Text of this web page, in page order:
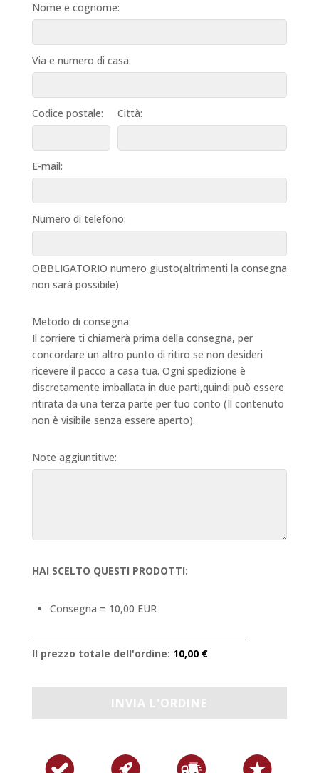
Nome e cognome:
Via e numero di casa:
Codice postale: Città:
E-mail:
Numero di telefono:
OBBLIGATORIO numero giusto(altrimenti la consegna
non sarà possibile)
Metodo di consegna:
Il corriere ti chiamerà prima della consegna, per
concordare un altro punto di ritiro se non desideri
ricevere il pacco a casa tua. Ogni spedizione è
discretamente imballata in due parti,quindi può essere
ritirata da una terza parte per tuo conto (Il contenuto
non è visibile senza essere aperto).
Note aggiuntitive:
HAI SCELTO QUESTI PRODOTTI:
Consegna = 10,00 EUR
Il prezzo totale dell'ordine: 10,00 €